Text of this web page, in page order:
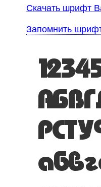
Скачать шрифт
Запомнить